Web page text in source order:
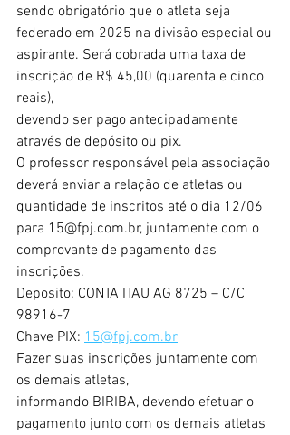
sendo obrigatório que o atleta seja
federado em 2025 na divisão especial ou
aspirante. Será cobrada uma taxa de
inscrição de R$ 45,00 (quarenta e cinco
reais),
devendo ser pago antecipadamente
através de depósito ou pix.
O professor responsável pela associação
deverá enviar a relação de atletas ou
quantidade de inscritos até o dia 12/06
para 15@fpj.com.br, juntamente com o
comprovante de pagamento das
inscrições.
Deposito: CONTA ITAU AG 8725 – C/C
98916-7
Chave PIX: 15@fpj.com.br
Fazer suas inscrições juntamente com
os demais atletas,
informando BIRIBA, devendo efetuar o
pagamento junto com os demais atletas